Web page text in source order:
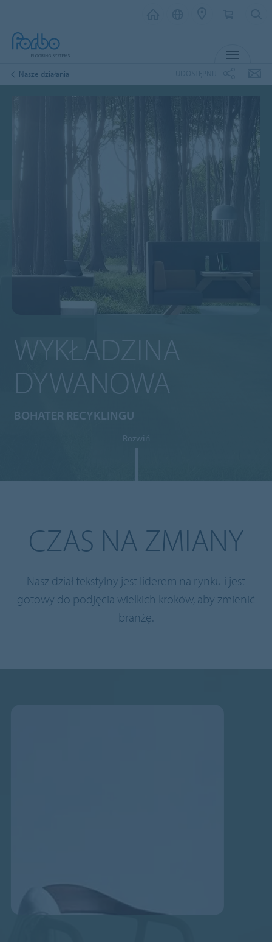
Nasze działania
WYKŁADZINA
DYWANOWA
BOHATER RECYKLINGU
Rozwiń
CZAS NA ZMIANY
Nasz dział tekstylny jest liderem na rynku i jest
gotowy do podjęcia wielkich kroków, aby zmienić
branżę.